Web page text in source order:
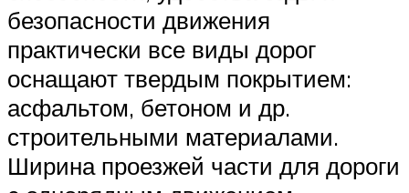
безопасности движения
практически все виды дорог
оснащают твердым покрытием:
асфальтом, бетоном и др.
строительными материалами.
Ширина проезжей части для дороги